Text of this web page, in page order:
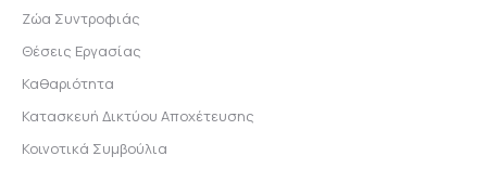
Ζώα Συντροφιάς
Θέσεις Εργασίας
Καθαριότητα
Κατασκευή Δικτύου Αποχέτευσης
Κοινοτικά Συμβούλια